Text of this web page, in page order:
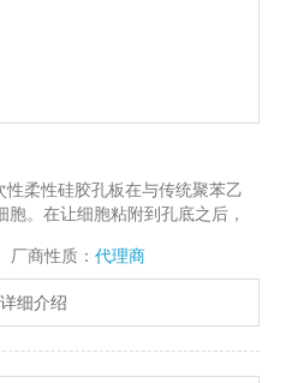
柔性硅胶孔板在与传统聚苯乙
。在让细胞粘附到孔底之后，
质，可以实现培养细胞的高倍
统适合在实验室培养箱中进行长
计特点，价格较低。
厂商性质： 代理商
细介绍